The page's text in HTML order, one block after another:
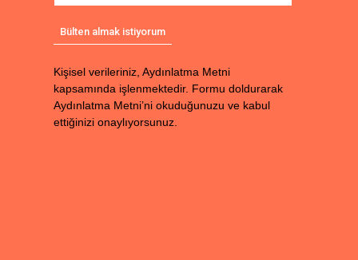
Bülten almak istiyorum
Kişisel verileriniz, Aydınlatma Metni
kapsamında işlenmektedir. Formu doldurarak
Aydınlatma Metni’ni okuduğunuzu ve kabul
ettiğinizi onaylıyorsunuz.